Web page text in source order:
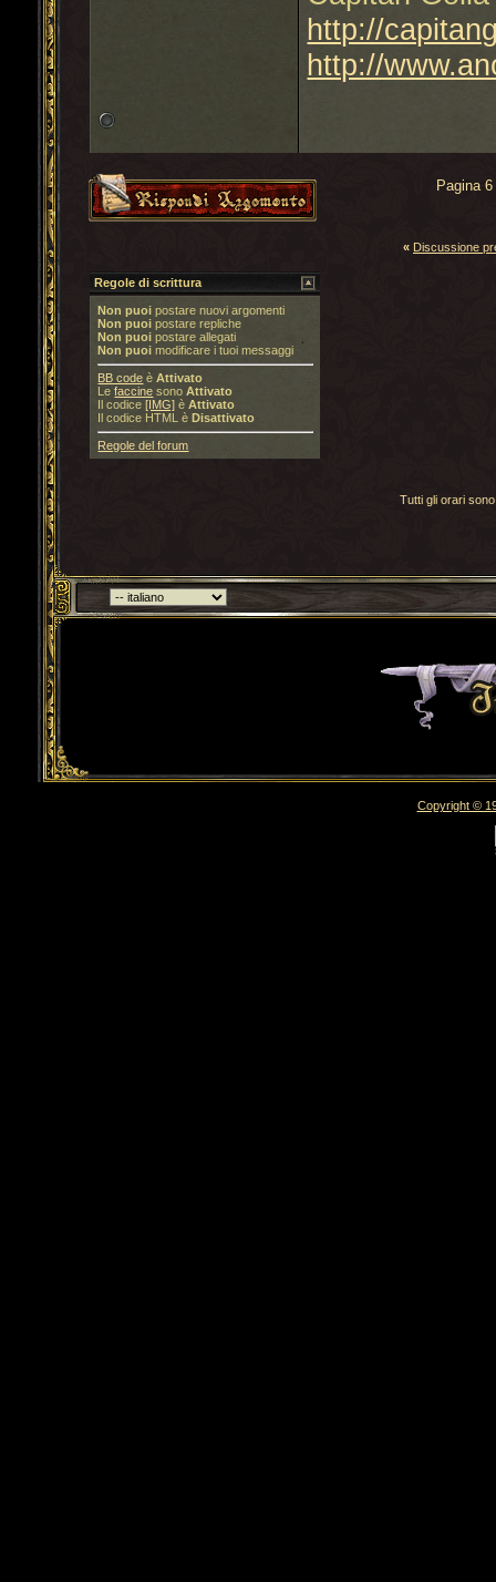
http://
http://
Pagina
« Discussione
Regole di scrittura
Non puoi postare nuovi argomenti
Non puoi postare repliche
Non puoi postare allegati
Non puoi modificare i tuoi messaggi
BB code èAttivato
Lefaccine sonoAttivato
Il codice[IMG] èAttivato
Il codice HTML èDisattivato
Regole del forum
Tutti gli orari
Torna indietro
Copyright ©